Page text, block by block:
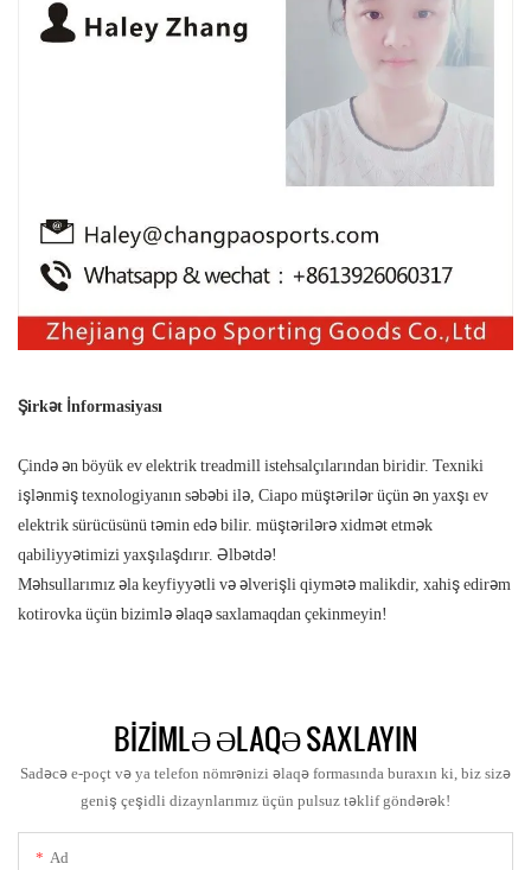
Şirkət İnformasiyası
Çində ən böyük ev elektrik treadmill istehsalçılarından biridir. Texniki
işlənmiş texnologiyanın səbəbi ilə, Ciapo müştərilər üçün ən yaxşı ev
elektrik sürücüsünü təmin edə bilir. müştərilərə xidmət etmək
qabiliyyətimizi yaxşılaşdırır. Əlbətdə!
Məhsullarımız əla keyfiyyətli və əlverişli qiymətə malikdir, xahiş edirəm
kotirovka üçün bizimlə əlaqə saxlamaqdan çekinmeyin!
BIZIMLƏ ƏLAQƏ SAXLAYIN
Sadəcə e-poçt və ya telefon nömrənizi əlaqə formasında buraxın ki, biz sizə
geniş çeşidli dizaynlarımız üçün pulsuz təklif göndərək!
Ad